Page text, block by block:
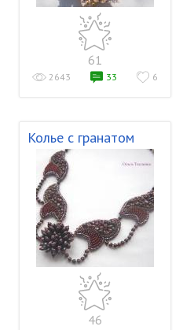
61
2643 33 6
Колье с гранатом
46